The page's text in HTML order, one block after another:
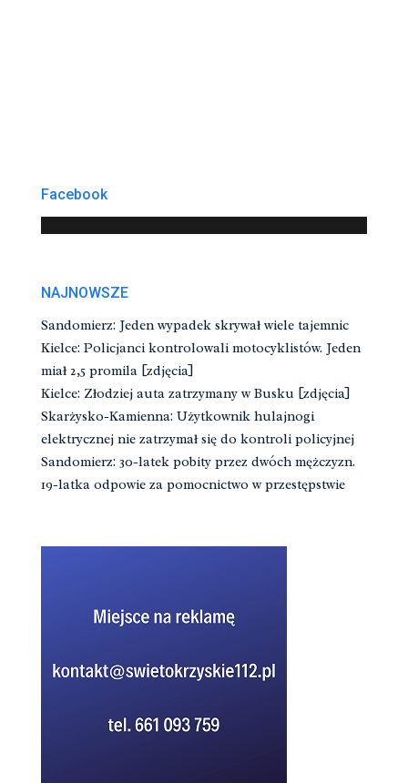
Facebook
NAJNOWSZE
Sandomierz: Jeden wypadek skrywał wiele tajemnic
Kielce: Policjanci kontrolowali motocyklistów. Jeden
miał 2,5 promila [zdjęcia]
Kielce: Złodziej auta zatrzymany w Busku [zdjęcia]
Skarżysko-Kamienna: Użytkownik hulajnogi
elektrycznej nie zatrzymał się do kontroli policyjnej
Sandomierz: 30-latek pobity przez dwóch mężczyzn.
19-latka odpowie za pomocnictwo w przestępstwie